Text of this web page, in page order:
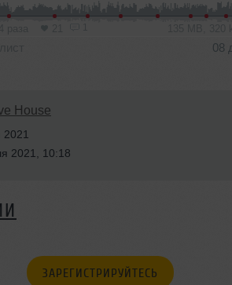
08
House
2021, 10:18
ЗАРЕГИСТРИРУЙТЕСЬ